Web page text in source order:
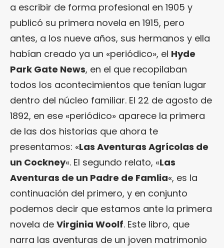
a escribir de forma profesional en 1905 y
publicó su primera novela en 1915, pero
antes, a los nueve años, sus hermanos y ella
habían creado ya un «periódico», el Hyde
Park Gate News, en el que recopilaban
todos los acontecimientos que tenían lugar
dentro del núcleo familiar. El 22 de agosto de
1892, en ese «periódico» aparece la primera
de las dos historias que ahora te
presentamos: «Las Aventuras Agrícolas de
un Cockney«. El segundo relato, «Las
Aventuras de un Padre de Famlia«, es la
continuación del primero, y en conjunto
podemos decir que estamos ante la primera
novela de Virginia Woolf. Este libro, que
narra las aventuras de un joven matrimonio